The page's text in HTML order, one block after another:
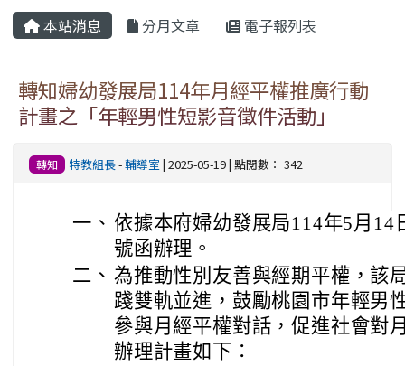
本站消息 分月文章 電子報列表
轉知婦幼發展局114年月經平權推廣行動
計畫之「年輕男性短影音徵件活動」
轉知 特教組長-輔導室 | 2025-05-19 | 點閱數： 342
一、 依據本府婦幼發展局114年5月14
號函辦理。
二、 為推動性別友善與經期平權，該
踐雙軌並進，鼓勵桃園市年輕男
參與月經平權對話，促進社會對
辦理計畫如下：